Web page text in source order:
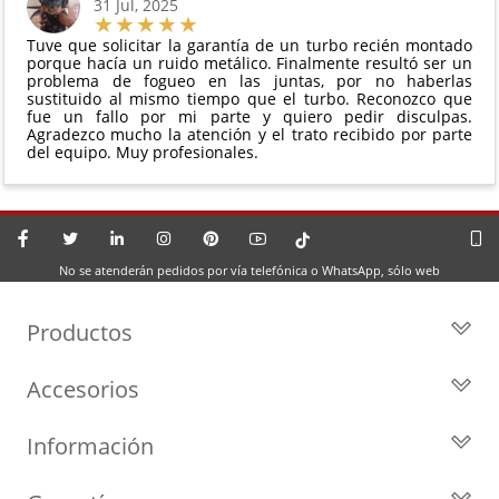
31 Jul, 2025
Tuve que solicitar la garantía de un turbo recién montado
porque hacía un ruido metálico. Finalmente resultó ser un
problema de fogueo en las juntas, por no haberlas
sustituido al mismo tiempo que el turbo. Reconozco que
fue un fallo por mi parte y quiero pedir disculpas.
Agradezco mucho la atención y el trato recibido por parte
del equipo. Muy profesionales.
No se atenderán pedidos por vía telefónica o WhatsApp, sólo web
Productos
Turbos por Marca
Cartuchos
Accesorios
Geometrías
Información